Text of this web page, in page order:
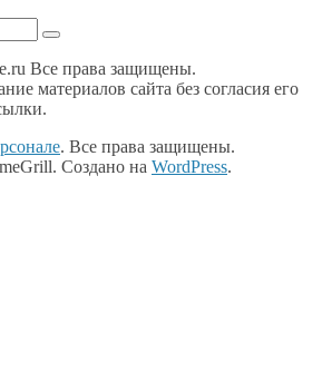
Все права защищены.
материалов сайта без согласия его
. Все права защищены.
Создано на WordPress.